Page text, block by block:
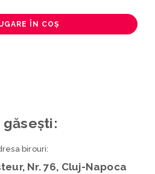
ÎN COȘ
găsești:
birouri:
Nr. 76, Cluj-Napoca